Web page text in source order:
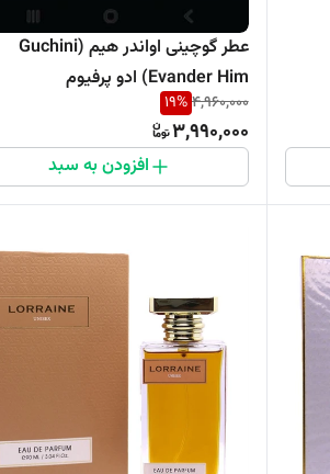
عطر گوچینی اواندر هیم (Guchini
Evander Him) ادو پرفیوم
مردانه۱۰۰میل
4,960,000
19%
3,990,000
افزودن به سبد